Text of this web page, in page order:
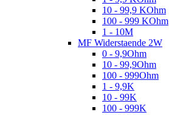
10 - 99,9 KOhm
100 - 999 KOhm
1 - 10M
MF Widerstaende 2W
0 - 9,9Ohm
10 - 99,9Ohm
100 - 999Ohm
1 - 9,9K
10 - 99K
100 - 999K